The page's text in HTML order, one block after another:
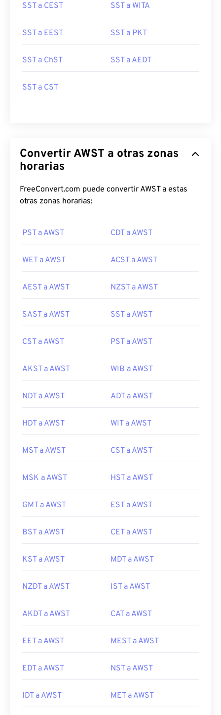
SST a CEST SST a WITA
SST a EEST SST a PKT
SST a ChST SST a AEDT
SST a CST
Convertir AWST a otras zonas
horarias
FreeConvert.com puede convertir AWST a estas
otras zonas horarias:
PST a AWST CDT a AWST
WET a AWST ACST a AWST
AEST a AWST NZST a AWST
SAST a AWST SST a AWST
CST a AWST PST a AWST
AKST a AWST WIB a AWST
NDT a AWST ADT a AWST
HDT a AWST WIT a AWST
MST a AWST CST a AWST
MSK a AWST HST a AWST
GMT a AWST EST a AWST
BST a AWST CET a AWST
KST a AWST MDT a AWST
NZDT a AWST IST a AWST
AKDT a AWST CAT a AWST
EET a AWST MEST a AWST
EDT a AWST NST a AWST
IDT a AWST MET a AWST